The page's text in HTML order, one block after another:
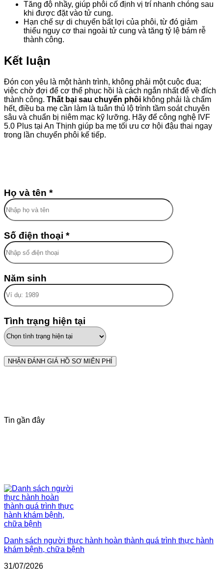
Tăng độ nhầy, giúp phôi cố định vị trí nhanh chóng sau
khi được đặt vào tử cung.
Hạn chế sự di chuyển bất lợi của phôi, từ đó giảm
thiểu nguy cơ thai ngoài tử cung và tăng tỷ lệ bám rễ
thành công.
Kết luận
Đón con yêu là một hành trình, không phải một cuộc đua;
việc chờ đợi để cơ thể phục hồi là cách ngắn nhất để về đích
thành công. Thất bại sau chuyển phôi không phải là chấm
hết, điều ba mẹ cần làm là tuân thủ lộ trình tầm soát chuyên
sâu và chuẩn bị niêm mạc kỹ lưỡng. Hãy để công nghệ IVF
5.0 Plus tại An Thịnh giúp ba mẹ tối ưu cơ hội đậu thai ngay
trong lần chuyển phôi kế tiếp.
Họ và tên *
Số điện thoại *
Năm sinh
Tình trạng hiện tại
Tin gần đây
Danh sách người thực hành hoàn thành quá trình thực hành
khám bệnh, chữa bệnh
31/07/2026